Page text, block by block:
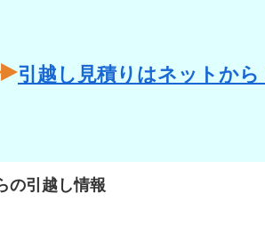
引越し見積りはネットか
の引越し情報